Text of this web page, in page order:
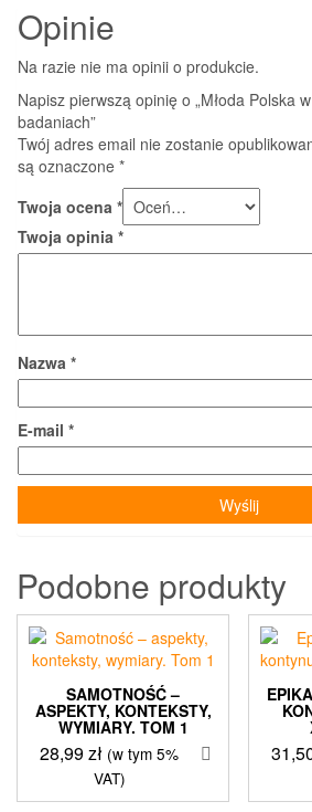
Opinie
Na razie nie ma opinii o produkcie.
Napisz pierwszą opinię o „Młoda Polska
badaniach”
Twój adres email nie zostanie
są oznaczone *
Twoja ocena *
Twoja opinia *
Nazwa *
E-mail *
Podobne produkty
SAMOTNOŚĆ –
ASPEKTY, KONTEKSTY,
WYMIARY. TOM 1
28,99zł (w tym 5%
VAT)